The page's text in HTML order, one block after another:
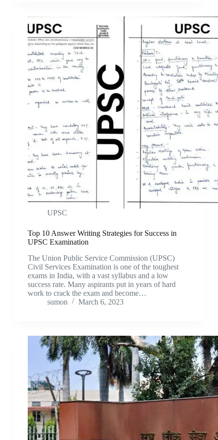
UPSC
Top 10 Answer Writing Strategies for Success in
UPSC Examination
The Union Public Service Commission (UPSC)
Civil Services Examination is one of the toughest
exams in India, with a vast syllabus and a low
success rate. Many aspirants put in years of hard
work to crack the exam and become…
sumon
March 6, 2023